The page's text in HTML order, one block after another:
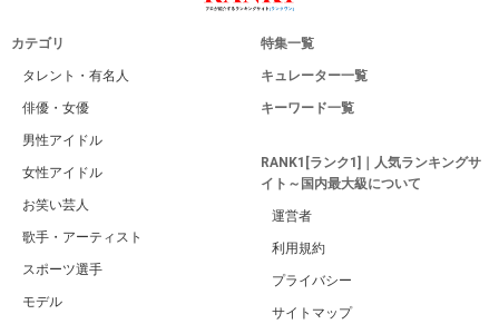
カテゴリ
タレント・有名人
俳優・女優
男性アイドル
女性アイドル
お笑い芸人
歌手・アーティスト
スポーツ選手
モデル
特集一覧
キュレーター一覧
キーワード一覧
RANK1[ランク1]｜人気ランキングサ
イト～国内最大級について
運営者
利用規約
プライバシー
サイトマップ